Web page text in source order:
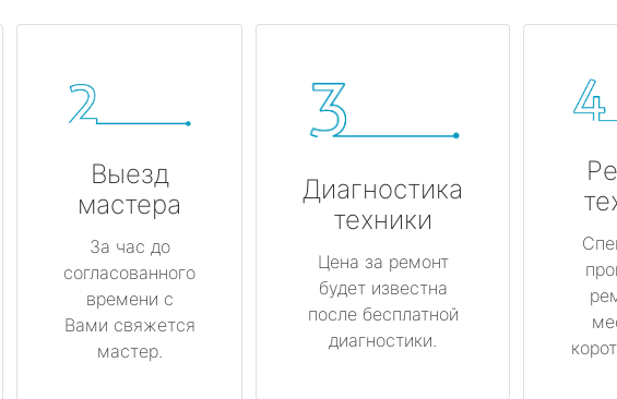
Выезд
мастера
За час до
согласованного
времени с
Вами свяжется
мастер.
Диагностика
техники
Цена за ремонт
будет известна
после бесплатной
диагностики.